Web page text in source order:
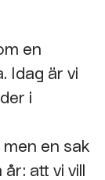
en
Idag är vi
i
en sak
att vi vill